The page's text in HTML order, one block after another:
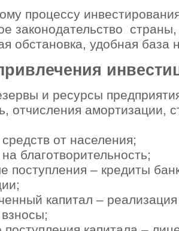
процессу
законодательство
обстановка, удобная база
и ресурсы
отчисления амортизации,
от населения;
благотворительность;
поступления – кредиты
капитал –